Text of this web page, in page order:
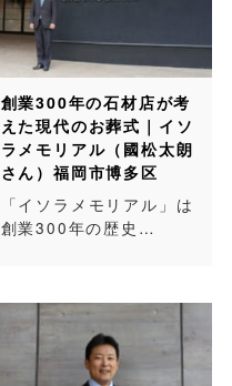
創業300年の石材店が考
えた現代のお葬式｜イソ
ラメモリアル（國松太朗
さん）福岡市博多区
「イソラメモリアル」は
創業300年の歴史…